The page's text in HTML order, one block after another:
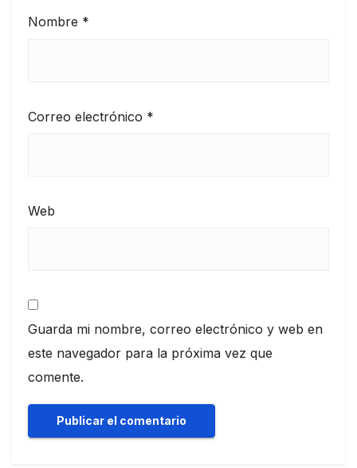
Nombre *
Correo electrónico *
Web
Guarda mi nombre, correo electrónico y web en
este navegador para la próxima vez que
comente.